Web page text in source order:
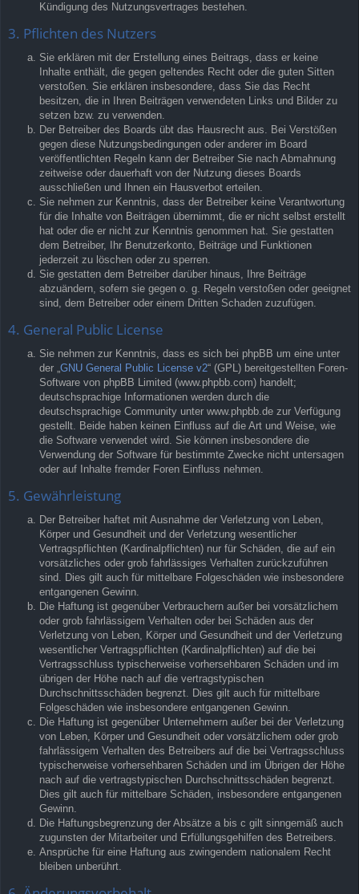
Kündigung des Nutzungsvertrages bestehen.
3. Pflichten des Nutzers
Sie erklären mit der Erstellung eines Beitrags, dass er keine
Inhalte enthält, die gegen geltendes Recht oder die guten Sitten
verstoßen. Sie erklären insbesondere, dass Sie das Recht
besitzen, die in Ihren Beiträgen verwendeten Links und Bilder zu
setzen bzw. zu verwenden.
Der Betreiber des Boards übt das Hausrecht aus. Bei Verstößen
gegen diese Nutzungsbedingungen oder anderer im Board
veröffentlichten Regeln kann der Betreiber Sie nach Abmahnung
zeitweise oder dauerhaft von der Nutzung dieses Boards
ausschließen und Ihnen ein Hausverbot erteilen.
Sie nehmen zur Kenntnis, dass der Betreiber keine Verantwortung
für die Inhalte von Beiträgen übernimmt, die er nicht selbst erstellt
hat oder die er nicht zur Kenntnis genommen hat. Sie gestatten
dem Betreiber, Ihr Benutzerkonto, Beiträge und Funktionen
jederzeit zu löschen oder zu sperren.
Sie gestatten dem Betreiber darüber hinaus, Ihre Beiträge
abzuändern, sofern sie gegen o. g. Regeln verstoßen oder geeignet
sind, dem Betreiber oder einem Dritten Schaden zuzufügen.
4. General Public License
Sie nehmen zur Kenntnis, dass es sich bei phpBB um eine unter
der „GNU General Public License v2“ (GPL) bereitgestellten Foren-
Software von phpBB Limited (www.phpbb.com) handelt;
deutschsprachige Informationen werden durch die
deutschsprachige Community unter www.phpbb.de zur Verfügung
gestellt. Beide haben keinen Einfluss auf die Art und Weise, wie
die Software verwendet wird. Sie können insbesondere die
Verwendung der Software für bestimmte Zwecke nicht untersagen
oder auf Inhalte fremder Foren Einfluss nehmen.
5. Gewährleistung
Der Betreiber haftet mit Ausnahme der Verletzung von Leben,
Körper und Gesundheit und der Verletzung wesentlicher
Vertragspflichten (Kardinalpflichten) nur für Schäden, die auf ein
vorsätzliches oder grob fahrlässiges Verhalten zurückzuführen
sind. Dies gilt auch für mittelbare Folgeschäden wie insbesondere
entgangenen Gewinn.
Die Haftung ist gegenüber Verbrauchern außer bei vorsätzlichem
oder grob fahrlässigem Verhalten oder bei Schäden aus der
Verletzung von Leben, Körper und Gesundheit und der Verletzung
wesentlicher Vertragspflichten (Kardinalpflichten) auf die bei
Vertragsschluss typischerweise vorhersehbaren Schäden und im
übrigen der Höhe nach auf die vertragstypischen
Durchschnittsschäden begrenzt. Dies gilt auch für mittelbare
Folgeschäden wie insbesondere entgangenen Gewinn.
Die Haftung ist gegenüber Unternehmern außer bei der Verletzung
von Leben, Körper und Gesundheit oder vorsätzlichem oder grob
fahrlässigem Verhalten des Betreibers auf die bei Vertragsschluss
typischerweise vorhersehbaren Schäden und im Übrigen der Höhe
nach auf die vertragstypischen Durchschnittsschäden begrenzt.
Dies gilt auch für mittelbare Schäden, insbesondere entgangenen
Gewinn.
Die Haftungsbegrenzung der Absätze a bis c gilt sinngemäß auch
zugunsten der Mitarbeiter und Erfüllungsgehilfen des Betreibers.
Ansprüche für eine Haftung aus zwingendem nationalem Recht
bleiben unberührt.